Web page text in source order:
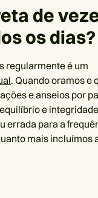
de
os dias?
regularmente é um
. Quando oramos e
e anseios por
e
errada para a
mais incluímos